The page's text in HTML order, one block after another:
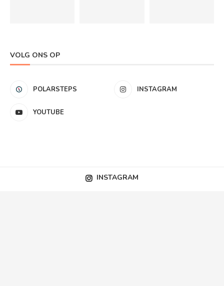
VOLG ONS OP
POLARSTEPS INSTAGRAM
YOUTUBE
INSTAGRAM